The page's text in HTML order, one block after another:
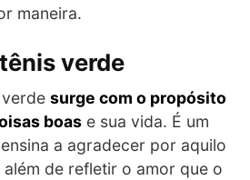
maneira.
verde
surge com o propósito
boas e sua vida. É um
a agradecer por aquilo
de refletir o amor que o